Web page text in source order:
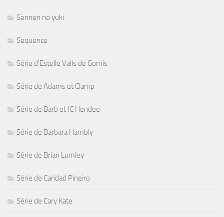
Sennen no yuki
Sequence
Série d'Estelle Valls de Gomis
Série de Adams et Clamp
Série de Barb et JC Hendee
Série de Barbara Hambly
Série de Brian Lumley
Série de Caridad Pineiro
Série de Cary Kate